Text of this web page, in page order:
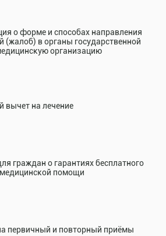
о форме и способах направления
(жалоб) в органы государственной
организацию
вычет на лечение
граждан о гарантиях бесплатного
помощи
первичный и повторный приёмы